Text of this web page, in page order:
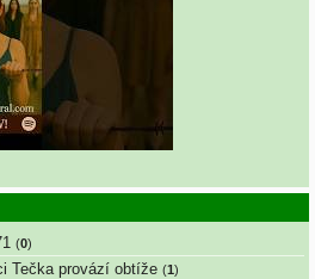
(0)
Tečka provází obtíže (1)